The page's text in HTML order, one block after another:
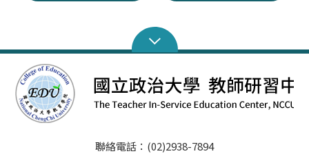
聯絡電話：(02)2938-7894